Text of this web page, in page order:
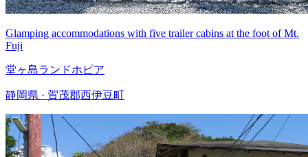
Glamping accommodations with five trailer cabins at the foot of Mt.
Fuji
堂ヶ島ランドホピア
静岡県 · 賀茂郡西伊豆町